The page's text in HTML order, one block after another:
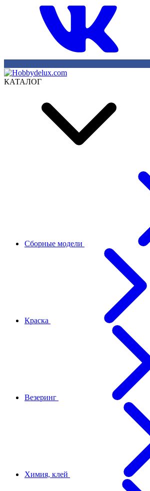
КАТАЛОГ
Сборные модели
Краска
Везеринг
Химия, клей